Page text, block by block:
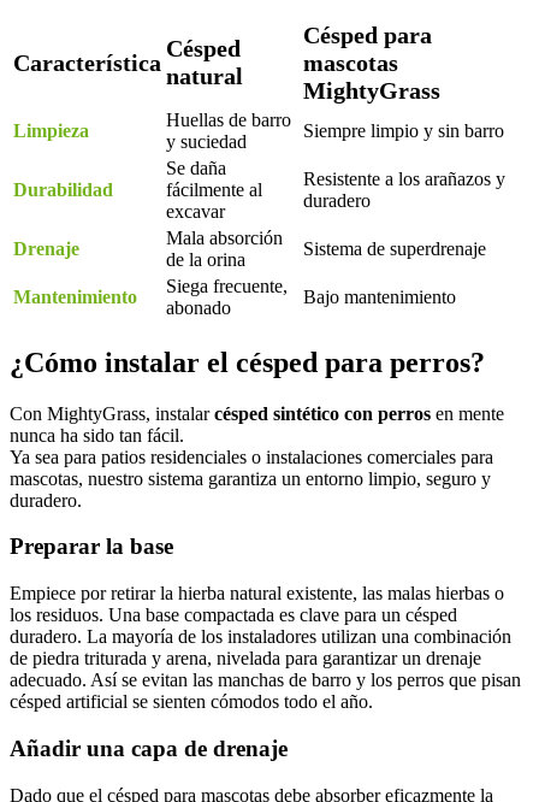
Característica
Césped
natural
Césped para
mascotas
MightyGrass
Limpieza
Huellas de barro
y suciedad
Siempre limpio y sin barro
Durabilidad
Se daña
fácilmente al
excavar
Resistente a los arañazos y
duradero
Drenaje
Mala absorción
de la orina
Sistema de superdrenaje
Mantenimiento
Siega frecuente,
abonado
Bajo mantenimiento
¿Cómo instalar el césped para perros?
Con MightyGrass, instalarcésped sintético con perros en mente
nunca ha sido tan fácil.
Ya sea para patios residenciales o instalaciones comerciales para
mascotas, nuestro sistema garantiza un entorno limpio, seguro y
duradero.
Preparar la base
Empiece por retirar la hierba natural existente, las malas hierbas o
los residuos. Una base compactada es clave para un césped
duradero. La mayoría de los instaladores utilizan una combinación
de piedra triturada y arena, nivelada para garantizar un drenaje
adecuado. Así se evitan las manchas de barro y los perros que pisan
césped artificial se sienten cómodos todo el año.
Añadir una capa de drenaje
Dado que el césped para mascotas debe absorber eficazmente la